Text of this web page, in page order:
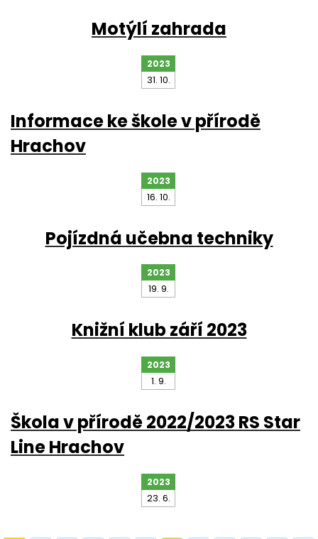
Motýlí zahrada
2023
31. 10.
Informace ke škole v přírodě
Hrachov
2023
16. 10.
Pojízdná učebna techniky
2023
19. 9.
Knižní klub září 2023
2023
1. 9.
Škola v přírodě 2022/2023 RS Star
Line Hrachov
2023
23. 6.